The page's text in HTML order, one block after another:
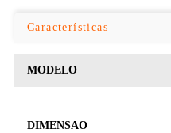
Características
MODELO
DIMENSAO